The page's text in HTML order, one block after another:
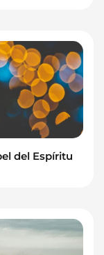
del Espíritu